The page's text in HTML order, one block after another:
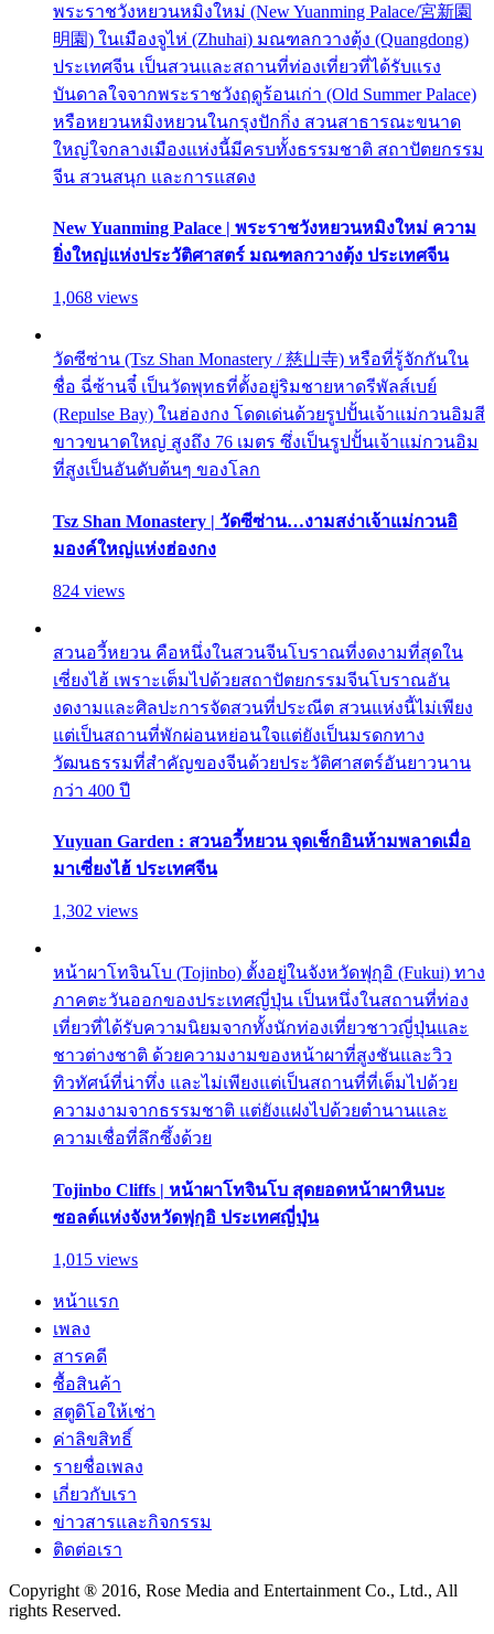
พระราชวังหยวนหมิงใหม่ (New Yuanming Palace/宮新園
明園) ในเมืองจูไห่ (Zhuhai) มณฑลกวางตุ้ง (Quangdong)
ประเทศจีน เป็นสวนและสถานที่ท่องเที่ยวที่ได้รับแรง
บันดาลใจจากพระราชวังฤดูร้อนเก่า (Old Summer Palace)
หรือหยวนหมิงหยวนในกรุงปักกิ่ง สวนสาธารณะขนาด
ใหญ่ใจกลางเมืองแห่งนี้มีครบทั้งธรรมชาติ สถาปัตยกรรม
จีน สวนสนุก และการแสดง
New Yuanming Palace | พระราชวังหยวนหมิงใหม่ ความ
ยิ่งใหญ่แห่งประวัติศาสตร์ มณฑลกวางตุ้ง ประเทศจีน
1,068 views
วัดซีซ่าน (Tsz Shan Monastery / 慈山寺) หรือที่รู้จักกันใน
ชื่อ ฉี่ซ้านจี๋ เป็นวัดพุทธที่ตั้งอยู่ริมชายหาดรีพัลส์เบย์
(Repulse Bay) ในฮ่องกง โดดเด่นด้วยรูปปั้นเจ้าแม่กวนอิมสี
ขาวขนาดใหญ่ สูงถึง 76 เมตร ซึ่งเป็นรูปปั้นเจ้าแม่กวนอิม
ที่สูงเป็นอันดับต้นๆ ของโลก
Tsz Shan Monastery | วัดซีซ่าน…งามสง่าเจ้าแม่กวนอิ
มองค์ใหญ่แห่งฮ่องกง
824 views
สวนอวี้หยวน คือหนึ่งในสวนจีนโบราณที่งดงามที่สุดใน
เซี่ยงไฮ้ เพราะเต็มไปด้วยสถาปัตยกรรมจีนโบราณอัน
งดงามและศิลปะการจัดสวนที่ประณีต สวนแห่งนี้ไม่เพียง
แต่เป็นสถานที่พักผ่อนหย่อนใจแต่ยังเป็นมรดกทาง
วัฒนธรรมที่สำคัญของจีนด้วยประวัติศาสตร์อันยาวนาน
กว่า 400 ปี
Yuyuan Garden : สวนอวี้หยวน จุดเช็กอินห้ามพลาดเมื่อ
มาเซี่ยงไฮ้ ประเทศจีน
1,302 views
หน้าผาโทจินโบ (Tojinbo) ตั้งอยู่ในจังหวัดฟุกุอิ (Fukui) ทาง
ภาคตะวันออกของประเทศญี่ปุ่น เป็นหนึ่งในสถานที่ท่อง
เที่ยวที่ได้รับความนิยมจากทั้งนักท่องเที่ยวชาวญี่ปุ่นและ
ชาวต่างชาติ ด้วยความงามของหน้าผาที่สูงชันและวิว
ทิวทัศน์ที่น่าทึ่ง และไม่เพียงแต่เป็นสถานที่ที่เต็มไปด้วย
ความงามจากธรรมชาติ แต่ยังแฝงไปด้วยตำนานและ
ความเชื่อที่ลึกซึ้งด้วย
Tojinbo Cliffs | หน้าผาโทจินโบ สุดยอดหน้าผาหินบะ
ซอลต์แห่งจังหวัดฟุกุอิ ประเทศญี่ปุ่น
1,015 views
หน้าแรก
เพลง
สารคดี
ซื้อสินค้า
สตูดิโอให้เช่า
ค่าลิขสิทธิ์
รายชื่อเพลง
เกี่ยวกับเรา
ข่าวสารและกิจกรรม
ติดต่อเรา
Copyright ® 2016, Rose Media and Entertainment Co., Ltd., All
rights Reserved.